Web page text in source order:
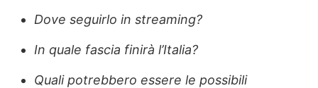
Dove seguirlo in streaming?
In quale fascia finirà l’Italia?
Quali potrebbero essere le possibili